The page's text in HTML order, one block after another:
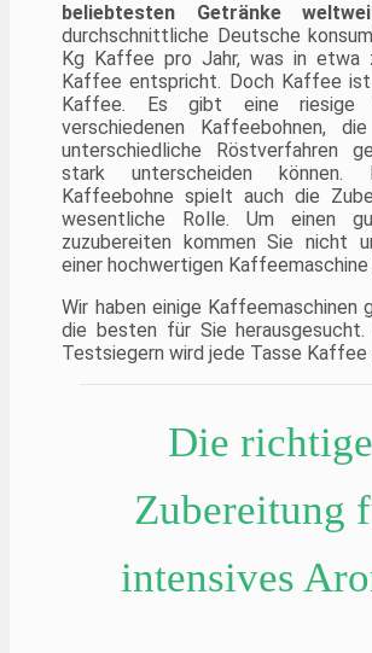
beliebtesten Getränke
durchschnittliche Deutsche
Kg Kaffee pro Jahr, was in etwa
Kaffee entspricht. Doch Kaffee
Kaffee. Es gibt eine riesige
verschiedenen Kaffeebohnen,
unterschiedliche Röstverfahren
stark unterscheiden können.
Kaffeebohne spielt auch die
wesentliche Rolle. Um einen
zuzubereiten kommen Sie nicht
einer hochwertigen Kaffeemaschine
Wir haben einige Kaffeemaschinen
die besten für Sie
Testsiegern wird jede Tasse Kaffee
Die richtige
Zubereitung
intensives